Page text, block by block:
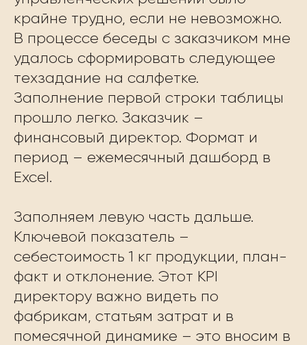
крайне трудно, если не невозможно.
В процессе беседы с заказчиком мне
удалось сформировать следующее
техзадание на салфетке.
Заполнение первой строки таблицы
прошло легко. Заказчик –
финансовый директор. Формат и
период – ежемесячный дашборд в
Excel.
Заполняем левую часть дальше.
Ключевой показатель –
себестоимость 1 кг продукции, план-
факт и отклонение. Этот KPI
директору важно видеть по
фабрикам, статьям затрат и в
помесячной динамике – это вносим в